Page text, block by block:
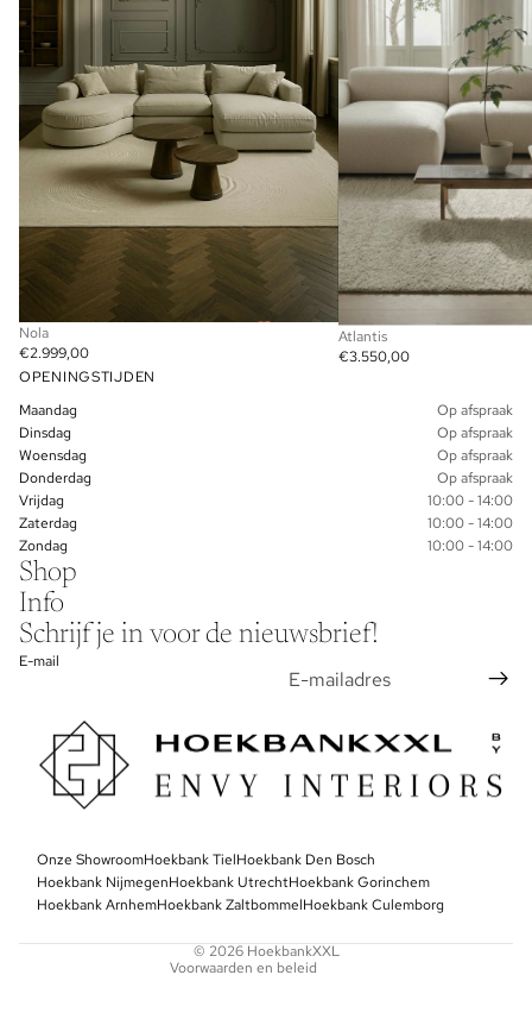
Nola
€2.999,00
Atlantis
€3.550,00
OPENINGSTIJDEN
Maandag
Op afspraak
Dinsdag
Op afspraak
Woensdag
Op afspraak
Donderdag
Op afspraak
Vrijdag
10:00 - 14:00
Zaterdag
10:00 - 14:00
Zondag
10:00 - 14:00
Shop
Info
Schrijf je in voor de nieuwsbrief!
E-mail
Onze ShowroomHoekbank TielHoekbank Den Bosch
Hoekbank NijmegenHoekbank UtrechtHoekbank Gorinchem
Hoekbank ArnhemHoekbank ZaltbommelHoekbank Culemborg
© 2026 HoekbankXXL
Voorwaarden en beleid
Algemene voorwaarden
Contactgegevens